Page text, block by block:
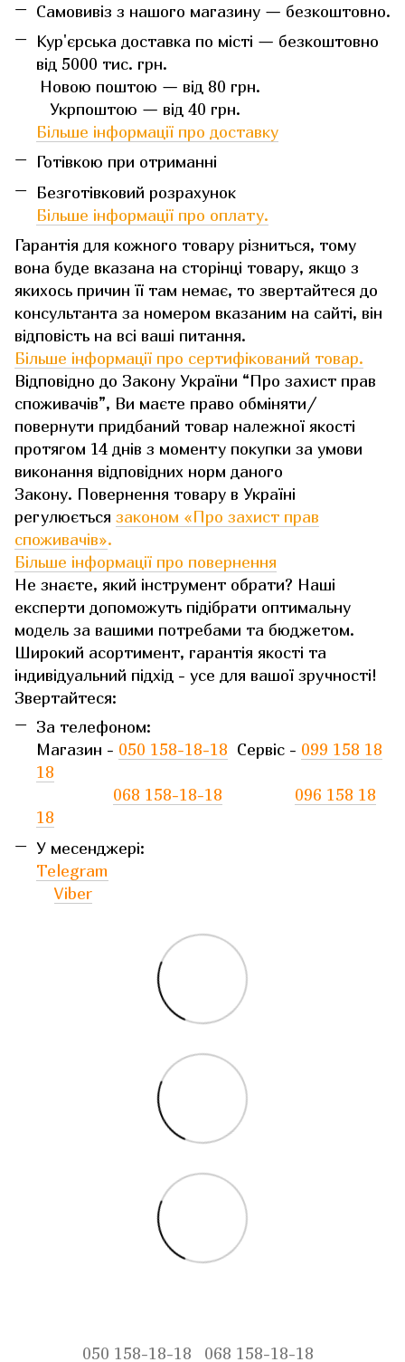
Самовивіз з нашого магазину — безкоштовно.
Кур'єрська доставка по місті — безкоштовно
від 5000 тис. грн.
Новою поштою — від 80 грн.
Укрпоштою — від 40 грн.
Більше інформації про доставку
Готівкою при отриманні
Безготівковий розрахунок
Більше інформації про оплату.
Гарантія для кожного товару різниться, тому
вона буде вказана на сторінці товару, якщо з
якихось причин її там немає, то звертайтеся до
консультанта за номером вказаним на сайті, він
відповість на всі ваші питання.
Більше інформації про сертифікований товар.
Відповідно до Закону України “Про захист прав
споживачів”, Ви маєте право обміняти/
повернути придбаний товар належної якості
протягом 14 днів з моменту покупки за умови
виконання відповідних норм даного
Закону. Повернення товару в Україні
регулюється законом «Про захист прав
споживачів».
Більше інформації про повернення
Не знаєте, який інструмент обрати? Наші
експерти допоможуть підібрати оптимальну
модель за вашими потребами та бюджетом.
Широкий асортимент, гарантія якості та
індивідуальний підхід - усе для вашої зручності!
Звертайтеся:
За телефоном:
Магазин - 050 158-18-18 Сервіс - 099 158 18
18
068 158-18-18
096 158 18
18
У месенджері:
Telegram
Viber
050 158-18-18 068 158-18-18